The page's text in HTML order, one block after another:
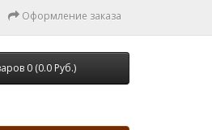
Оформление заказа
0 (0.0 Руб.)